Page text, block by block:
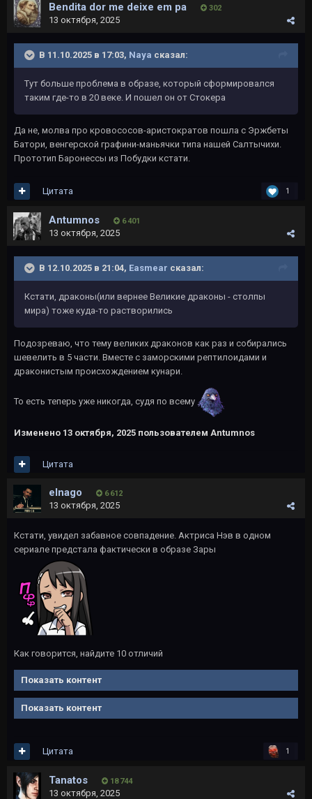
Bendita dor me deixe em pa 302
13 октября, 2025
В 11.10.2025 в 17:03, Naya сказал:
Тут больше проблема в образе, который сформировался
таким где-то в 20 веке. И пошел он от Стокера
Да не, молва про кровососов-аристократов пошла с Эржбеты
Батори, венгерской графини-маньячки типа нашей Салтычихи.
Прототип Баронессы из Побудки кстати.
1
Цитата
Antumnos 6 401
13 октября, 2025
В 12.10.2025 в 21:04, Easmear сказал:
Кстати, драконы(или вернее Великие драконы - столпы
мира) тоже куда-то растворились
Подозреваю, что тему великих драконов как раз и собирались
шевелить в 5 части. Вместе с заморскими рептилоидами и
драконистым происхождением кунари.
То есть теперь уже никогда, судя по всему
Изменено 13 октября, 2025 пользователем Antumnos
Цитата
elnago 6 612
13 октября, 2025
Кстати, увидел забавное совпадение. Актриса Нэв в одном
сериале предстала фактически в образе Зары
Как говорится, найдите 10 отличий
Показать контент
Показать контент
1
Цитата
Tanatos 18 744
13 октября, 2025